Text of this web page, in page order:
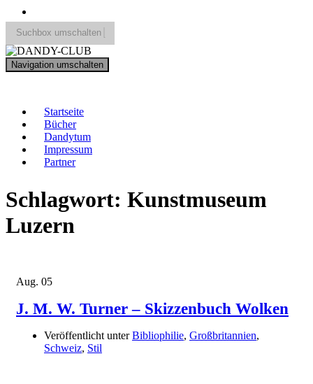
Suchbox umschalten
Search
for:
Navigation umschalten
Startseite
Bücher
Dandytum
Impressum
Partner
Schlagwort: Kunstmuseum
Luzern
Aug. 05
J. M. W. Turner – Skizzenbuch Wolken
Veröffentlicht unterBibliophilie, Großbritannien,
Schweiz, Stil